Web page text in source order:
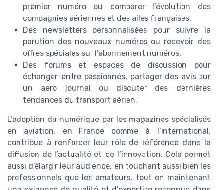
premier numéro ou comparer l’évolution des
compagnies aériennes et des ailes françaises.
Des newsletters personnalisées pour suivre la
parution des nouveaux numéros ou recevoir des
offres spéciales sur l’abonnement numéros.
Des forums et espaces de discussion pour
échanger entre passionnés, partager des avis sur
un aero journal ou discuter des dernières
tendances du transport aérien.
L’adoption du numérique par les magazines spécialisés
en aviation, en France comme à l’international,
contribue à renforcer leur rôle de référence dans la
diffusion de l’actualité et de l’innovation. Cela permet
aussi d’élargir leur audience, en touchant aussi bien les
professionnels que les amateurs, tout en maintenant